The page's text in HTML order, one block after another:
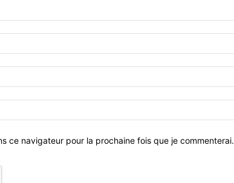
ce navigateur pour la prochaine fois que je commenterai.